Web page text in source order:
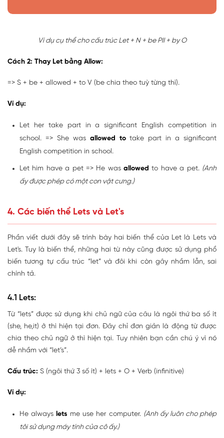
Ví dụ cụ thể cho cấu trúc Let + N + be PII + by O
Cách 2: Thay Let bằng Allow:
=> S + be + allowed + to V (be chia theo tuỳ từng thì).
Ví dụ:
Let her take part in a significant English competition in
school. => She was allowed totake part in a significant
English competition in school.
Let him have a pet => He wasallowedto have a pet. (Anh
ấy được phép có một con vật cưng.)
4. Các biến thể Lets và Let's
Phần viết dưới đây sẽ trình bày hai biến thể của Let là Lets và
Let's. Tuy là biến thể, những hai từ này cũng được sử dụng phổ
biến tương tự cấu trúc “let” và đôi khi còn gây nhầm lẫn, sai
chính tả.
4.1 Lets:
Từ “lets” được sử dụng khi chủ ngữ của câu là ngôi thứ ba số ít
(she, he,it) ở thì hiện tại đơn. Đây chỉ đơn giản là động từ được
chia theo chủ ngữ ở thì hiện tại. Tuy nhiên bạn cần chú ý vì nó
dễ nhầm với “let’s”.
Cấu trúc: S (ngôi thứ 3 số ít) + lets + O + Verb (infinitive)
Ví dụ:
He always lets me use her computer. (Anh ấy luôn cho phép
tôi sử dụng máy tính của cô ấy.)